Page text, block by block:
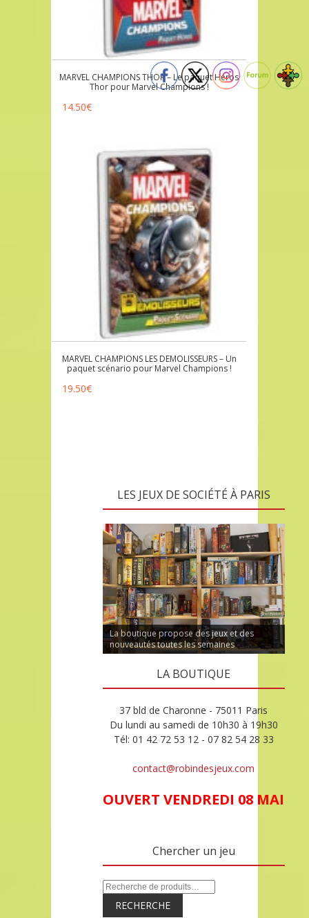
MARVEL CHAMPIONS THOR – Le paquet Héros
Thor pour Marvel Champions !
14.50€
MARVEL CHAMPIONS LES DEMOLISSEURS – Un
paquet scénario pour Marvel Champions !
19.50€
LES JEUX DE SOCIÉTÉ À PARIS
La boutique propose des jeux et des
nouveautés toutes les semaines
LA BOUTIQUE
37 bld de Charonne - 75011 Paris
Du lundi au samedi de 10h30 à 19h30
Tél: 01 42 72 53 12 - 07 82 54 28 33
contact@robindesjeux.com
OUVERT VENDREDI 08 MAI
Chercher un jeu
RECHERCHE